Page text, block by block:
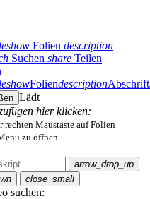
Folien description
Suchen share Teilen
FoliendescriptionAbschrift
Lädt
hier klicken:
rechten Maustaste auf Folien
zu öffnen
arrow_drop_up
close_small
suchen: